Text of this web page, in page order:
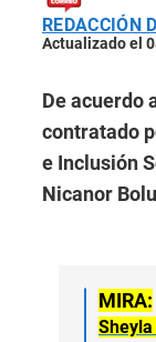
REDACCIÓN
Actualizado el
De acuerdo
contratado
e Inclusión
Nicanor
MIRA: